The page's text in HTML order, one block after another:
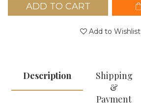
ADD TO CART
Add to Wishlist
Description
Shipping
&
Payment